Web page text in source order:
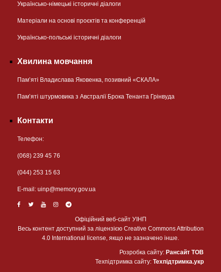
Українсько-німецькі історичні діалоги
Матеріали на основі проєктів та конференцій
Українсько-польські історичні діалоги
Хвилина мовчання
Пам’яті Владислава Яковенка, позивний «СКАЛА»
Пам’яті штурмовика з Австралії Брока Тенанта Грінвуда
Контакти
Телефон:
(068) 239 45 76
(044) 253 15 63
Е-mail: uinp@memory.gov.ua
Офіційний веб-сайт УІНП
Весь контент доступний за ліцензією Creative Commons Attribution
4.0 International license, якщо не зазначено інше.
Розробка сайту: Рансайт ТОВ
Техпідтримка сайту: Техпідтримка.укр